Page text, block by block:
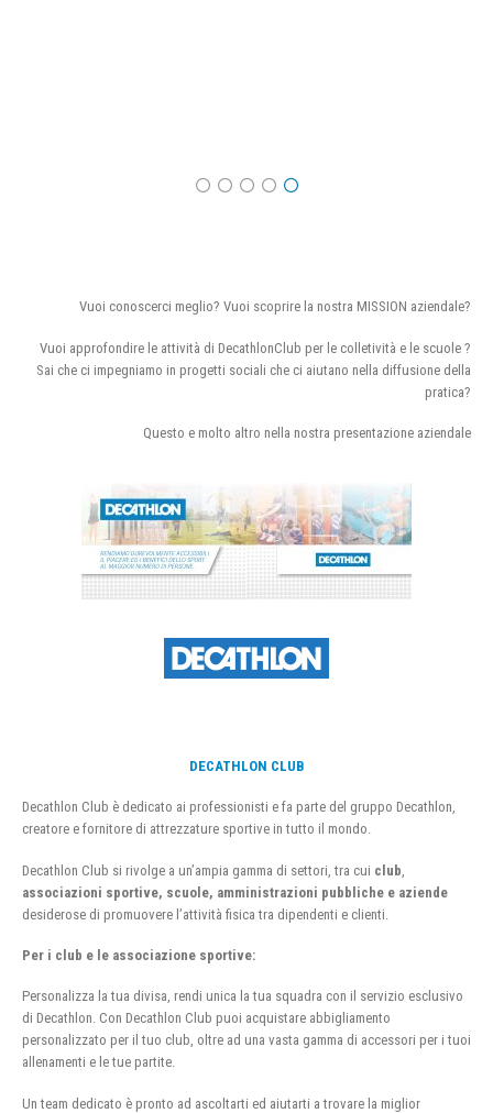
Vuoi conoscerci meglio? Vuoi scoprire la nostra MISSION aziendale?
Vuoi approfondire le attività di DecathlonClub per le colletività e le scuole ?
Sai che ci impegniamo in progetti sociali che ci aiutano nella diffusione della
pratica?
Questo e molto altro nella nostra presentazione aziendale
DECATHLON CLUB
Decathlon Club è dedicato ai professionisti e fa parte del gruppo Decathlon,
creatore e fornitore di attrezzature sportive in tutto il mondo.
Decathlon Club si rivolge a un’ampia gamma di settori, tra cui club
associazioni sportive, scuole, amministrazioni pubbliche e aziende
desiderose di promuovere l’attività fisica tra dipendenti e clienti.
Per i club e le associazione sportive:
Personalizza la tua divisa, rendi unica la tua squadra con il servizio esclusivo
di Decathlon. Con Decathlon Club puoi acquistare abbigliamento
personalizzato per il tuo club, oltre ad una vasta gamma di accessori per i tuoi
allenamenti e le tue partite.
Un team dedicato è pronto ad ascoltarti ed aiutarti a trovare la miglior